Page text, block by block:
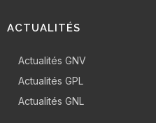
ACTUALITÉS
Actualités GNV
Actualités GPL
Actualités GNL